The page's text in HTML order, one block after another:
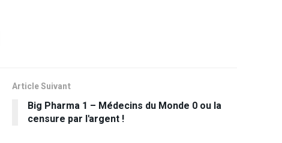
Article Suivant
Big Pharma 1 – Médecins du Monde 0 ou la
censure par l'argent !